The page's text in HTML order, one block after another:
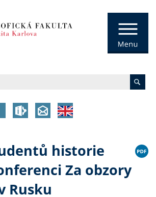
historie
Za obzory
Rusku